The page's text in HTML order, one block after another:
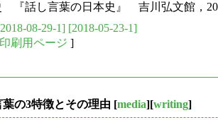
『話し言葉の日本史』 吉川弘文館，
08-29-1] [2018-05-23-1]
印刷用ページ ]
葉の3特徴とその理由 [media][writing]